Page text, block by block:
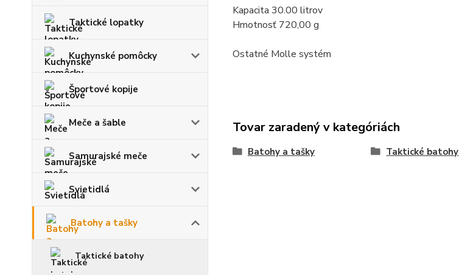
Taktické lopatky
Kuchynské pomôcky
Športové kopije
Meče a šable
Samurajské meče
Svietidlá
Batohy a tašky
Taktické batohy
Kapacita 30.00 litrov
Hmotnosť 720,00 g
Ostatné Molle systém
Tovar zaradený v kategóriách
Batohy a tašky Taktické batohy